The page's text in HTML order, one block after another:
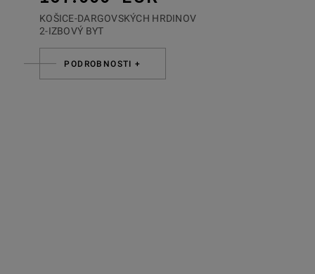
KOŠICE-DARGOVSKÝCH HRDINOV
2-IZBOVÝ BYT
PODROBNOSTI +